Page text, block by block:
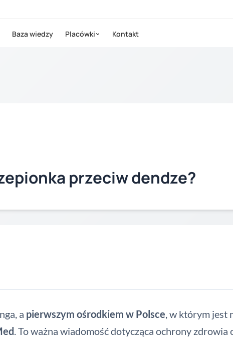
Baza wiedzy Placówki Kontakt
przeciw dendze?
a pierwszym ośrodkiem w Polsce, w którym jest
. To ważna wiadomość dotycząca ochrony zdrowia